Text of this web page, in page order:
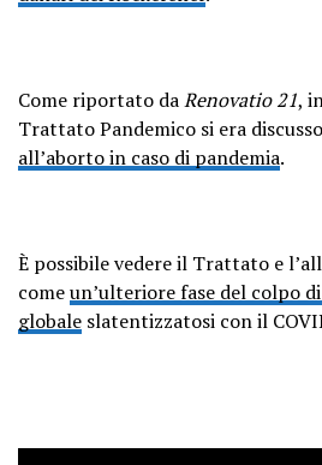
Come riportato daRenovatio 21,
Trattato Pandemico si era
all’aborto in caso di pandemia.
È possibile vedere il Trattato e
comeun’ulteriore fase del colpo
globale slatentizzatosi con il